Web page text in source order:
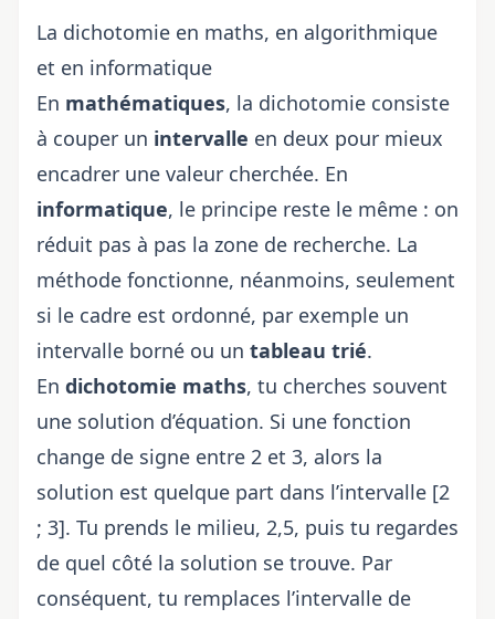
La dichotomie en maths, en algorithmique
et en informatique
En mathématiques, la dichotomie consiste
à couper un intervalle en deux pour mieux
encadrer une valeur cherchée. En
informatique, le principe reste le même : on
réduit pas à pas la zone de recherche. La
méthode fonctionne, néanmoins, seulement
si le cadre est ordonné, par exemple un
intervalle borné ou un tableau trié.
En dichotomie maths, tu cherches souvent
une solution d’équation. Si une fonction
change de signe entre 2 et 3, alors la
solution est quelque part dans l’intervalle [2
; 3]. Tu prends le milieu, 2,5, puis tu regardes
de quel côté la solution se trouve. Par
conséquent, tu remplaces l’intervalle de